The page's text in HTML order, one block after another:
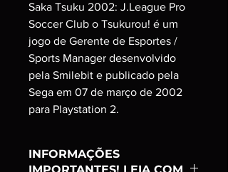
Saka Tsuku 2002: J.League Pro
Soccer Club o Tsukurou! é um
jogo de Gerente de Esportes /
Sports Manager desenvolvido
pela Smilebit e publicado pela
Sega em 07 de março de 2002
para Playstation 2.
INFORMAÇÕES